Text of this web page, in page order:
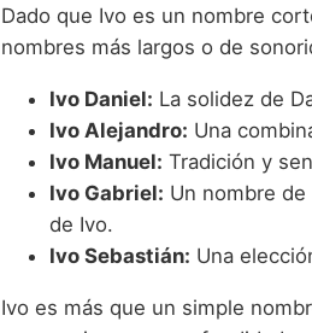
Dado que Ivo es un nombre
nombres más largos o de
Ivo Daniel: La solidez de
Ivo Alejandro: Una
Ivo Manuel: Tradición y
Ivo Gabriel: Un nombre
de Ivo.
Ivo Sebastián: Una
Ivo es más que un simple